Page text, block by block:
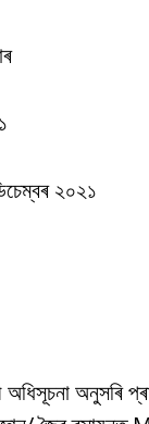
২০২১
অনুসৰি